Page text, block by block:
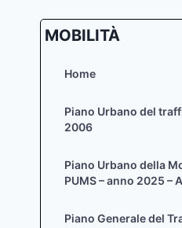
MOBILITÀ
Home
Piano Urbano del
2006
Piano Urbano della
PUMS – anno 2025 –
Piano Generale del